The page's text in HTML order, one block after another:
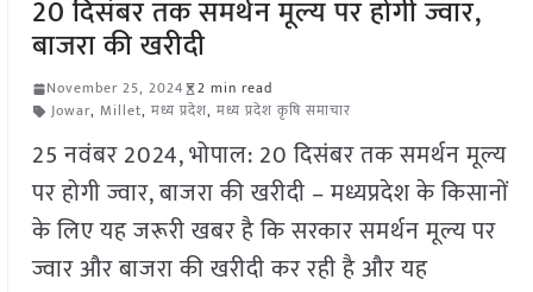
20 दिसंबर तक समर्थन मूल्य पर होगी ज्वार,
बाजरा की खरीदी
November 25, 2024
2 min read
Jowar, Millet, मध्य प्रदेश, मध्य प्रदेश कृषि समाचार
25 नवंबर 2024, भोपाल: 20 दिसंबर तक समर्थन मूल्य
पर होगी ज्वार, बाजरा की खरीदी – मध्यप्रदेश के किसानों
के लिए यह जरूरी खबर है कि सरकार समर्थन मूल्य पर
ज्वार और बाजरा की खरीदी कर रही है और यह